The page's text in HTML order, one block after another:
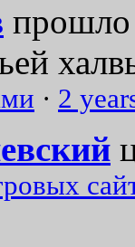
прошло
· 2